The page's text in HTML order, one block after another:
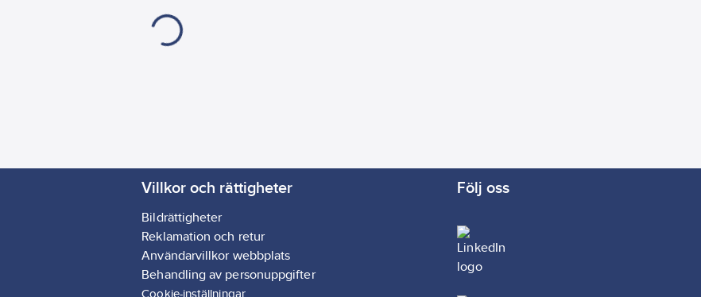
Villkor och rättigheter
Bildrättigheter
Reklamation och retur
Användarvillkor webbplats
Behandling av personuppgifter
Cookie-inställningar
Följ oss